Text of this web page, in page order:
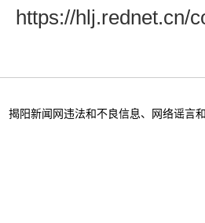
https://hlj.rednet.cn/
揭阳新闻网违法和不良信息、网络谣言